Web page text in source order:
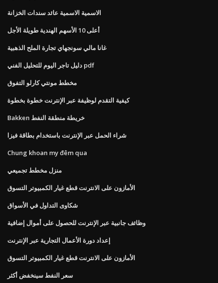
الاسمية الاسمية عائد سندات الخزانة
أعلى 10 الأسهم الهندية طويلة الأجل
غانا مالي سونجهاي تجارة الملح الذهبية
دليل تاجر اليوم للتحليل الفني pdf
مخطط مونتي كارلو التفوق
كيفية التقدم لوظيفة عبر الإنترنت خطوة بخطوة
Bakken خريطة منطقة النفط
شراء الحمل عبر الإنترنت باستخدام بطاقة فيزا
Chung khoan my đêm qua
منزل مخطط تجميعي
الأمازون على الانترنت قطع غيار الكمبيوتر التسوق
شكاوى التداول في الأسواق
وظائف جانبية عبر الإنترنت للحصول على أموال إضافية
إعداد دورة الأعمال التجارية عبر الإنترنت
الأمازون على الانترنت قطع غيار الكمبيوتر التسوق
سعر النفط سينخفض ​​أكثر